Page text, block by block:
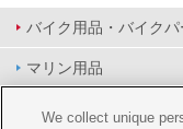
バイク用品・バイクパ
マリン用品
PAS/YPJ用品
We collect unique